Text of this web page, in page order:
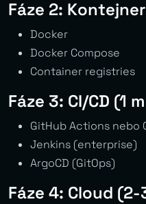
Fáze 2:
Docker
Docker Compose
Container registries
Fáze 3: CI/CD (1
GitHub Actions nebo
Jenkins (enterprise)
ArgoCD (GitOps)
Fáze 4: Cloud